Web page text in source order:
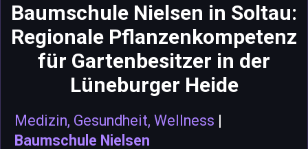
Baumschule Nielsen in Soltau:
Regionale Pflanzenkompetenz
für Gartenbesitzer in der
Lüneburger Heide
Medizin, Gesundheit, Wellness |
Baumschule Nielsen